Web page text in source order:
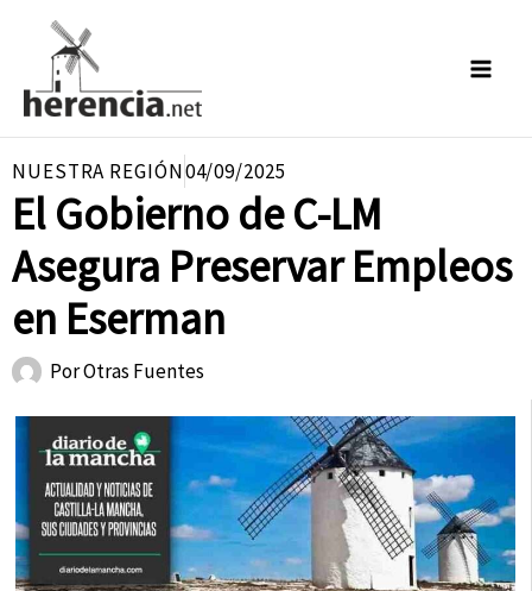
contenido
NUESTRA REGIÓN04/09/2025
El Gobierno de C-LM
Asegura Preservar Empleos
en Eserman
PorOtras Fuentes